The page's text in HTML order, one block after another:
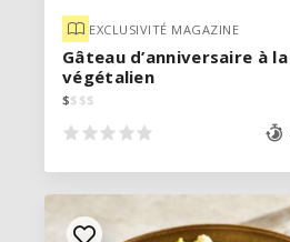
EXCLUSIVITÉ MAGAZINE
Gâteau d’anniversaire à
végétalien
$$ $$
EXCLUSIVITÉ MAGAZINE
Gâteau d’anniversaire à
végétalien
$$ $$